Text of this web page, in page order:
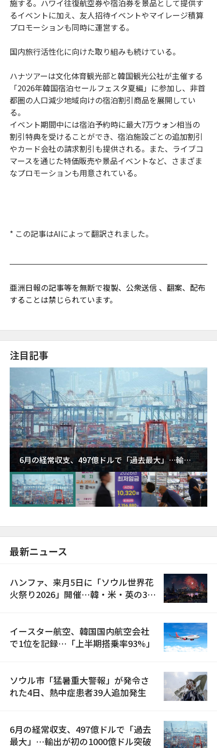
施する。ハワイ往復航空券や宿泊券を景品として提供す
るイベントに加え、友人招待イベントやマイレージ積算
プロモーションも同時に運営する。
国内旅行活性化に向けた取り組みも続けている。
ハナツアーは文化体育観光部と韓国観光公社が主催する
「2026年韓国宿泊セールフェスタ夏編」に参加し、非首
都圏の人口減少地域向けの宿泊割引商品を展開してい
る。
イベント期間中には宿泊予約時に最大7万ウォン相当の
割引特典を受けることができ、宿泊施設ごとの追加割引
やカード会社の請求割引も提供される。また、ライブコ
マースを通じた特価販売や景品イベントなど、さまざま
なプロモーションも用意されている。
* この記事はAIによって翻訳されました。
亜洲日報の記事等を無断で複製、公衆送信 、翻案、配布
することは禁じられています。
注目記事
6月の経常収支、497億ドルで「過去最大」…輸出
が初の1000億ドル突破
最新ニュース
ハンファ、来月5日に「ソウル世界花
火祭り2026」開催…韓・米・英の3カ
イースター航空、韓国国内航空会社
で1位を記録…「上半期搭乗率93%」
ソウル市「猛暑重大警報」が発令さ
れた4日、熱中症患者39人追加発生
6月の経常収支、497億ドルで「過去
最大」…輸出が初の1000億ドル突破